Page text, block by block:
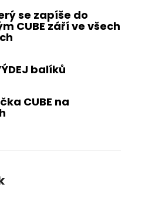
se zapíše do
CUBE září ve všech
balíků
CUBE na